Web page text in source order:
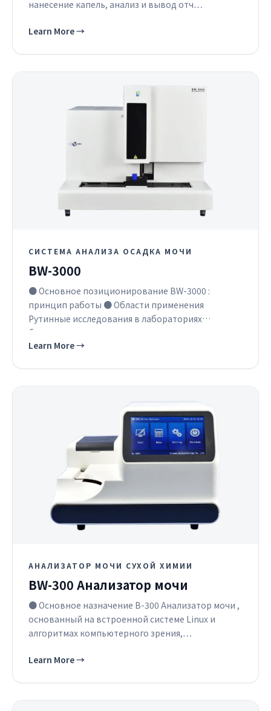
нанесение капель, анализ и вывод отч…
Learn More→
СИСТЕМА АНАЛИЗА ОСАДКА МОЧИ
BW-3000
● Основное позиционирование BW-3000 :
принцип работы ● Области применения
Рутинные исследования в лабораториях
больниц,…
Learn More→
АНАЛИЗАТОР МОЧИ СУХОЙ ХИМИИ
BW-300 Анализатор мочи
● Основное назначение B-300 Анализатор мочи ,
основанный на встроенной системе Linux и
алгоритмах компьютерного зрения,…
Learn More→